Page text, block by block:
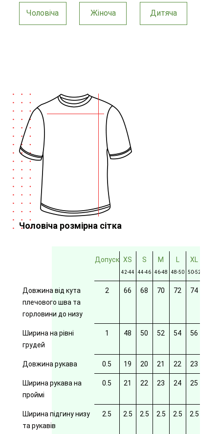
Чоловіча Жіноча Дитяча
Чоловіча розмірна сітка
Допуск XS
42-44
S
44-46
M
46-48
L
48-50
XL
50-52
Довжина від кута
плечового шва та
горловини до низу
2 66 68 70 72 74
Ширина на рівні
грудей
1 48 50 52 54 56
Довжина рукава 0.5 19 20 21 22 23
Ширина рукава на
проймі
0.5 21 22 23 24 25
Ширина підгину низу
та рукавів
2.5 2.5 2.5 2.5 2.5 2.5